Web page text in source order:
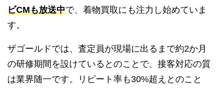
ビCMも放送中で、着物買取にも注力し始めていま
す。
ザゴールドでは、査定員が現場に出るまで約2か月
の研修期間を設けているとのことで、接客対応の質
は業界随一です。リピート率も30%超えとのこと